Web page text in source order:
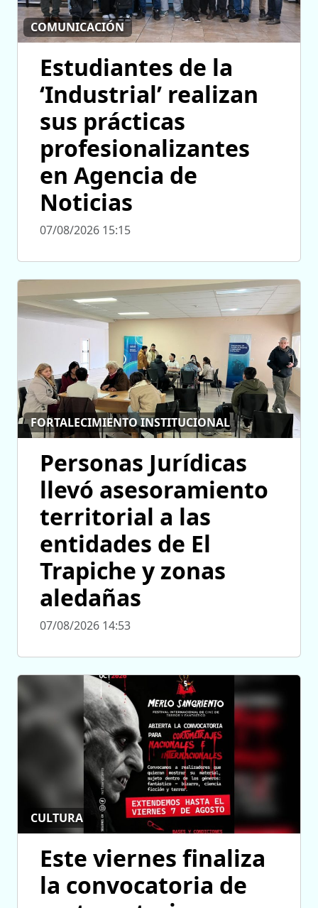
COMUNICACIÓN
Estudiantes de la
‘Industrial’ realizan
sus prácticas
profesionalizantes
en Agencia de
Noticias
07/08/2026 15:15
FORTALECIMIENTO INSTITUCIONAL
Personas Jurídicas
llevó asesoramiento
territorial a las
entidades de El
Trapiche y zonas
aledañas
07/08/2026 14:53
CULTURA
Este viernes finaliza
la convocatoria de